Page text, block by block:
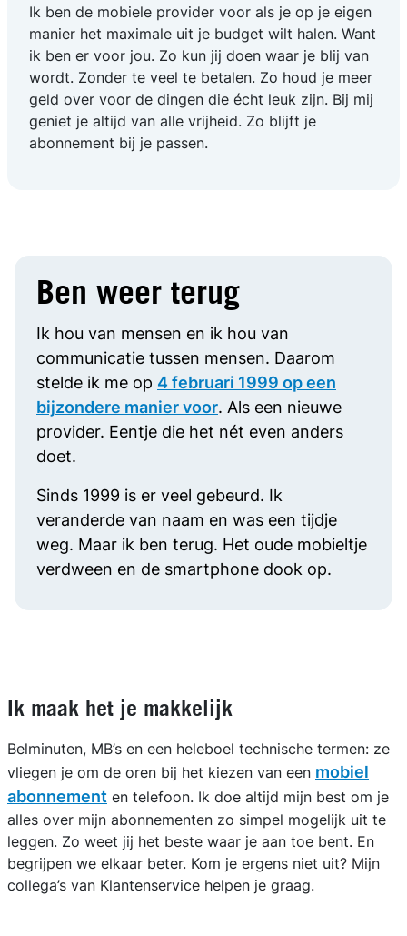
Ik ben de mobiele provider voor als je op je eigen
manier het maximale uit je budget wilt halen. Want
ik ben er voor jou. Zo kun jij doen waar je blij van
wordt. Zonder te veel te betalen. Zo houd je meer
geld over voor de dingen die écht leuk zijn. Bij mij
geniet je altijd van alle vrijheid. Zo blijft je
abonnement bij je passen.
Ben weer terug
Ik hou van mensen en ik hou van
communicatie tussen mensen. Daarom
stelde ik me op 4 februari 1999 op een
bijzondere manier voor. Als een nieuwe
provider. Eentje die het nét even anders
doet.
Sinds 1999 is er veel gebeurd. Ik
veranderde van naam en was een tijdje
weg. Maar ik ben terug. Het oude mobieltje
verdween en de smartphone dook op.
Ik doe er nog steeds alles aan om mijn
klanten zo blij mogelijk te houden. Met
duidelijkheid en flexibiliteit. Zodat je weet
waar je aan toe bent, met een abonnement
dat altijd bij je past.
Ik maak het je makkelijk
Belminuten, MB’s en een heleboel technische termen: ze
vliegen je om de oren bij het kiezen van een mobiel
abonnement en telefoon. Ik doe altijd mijn best om je
alles over mijn abonnementen zo simpel mogelijk uit te
leggen. Zo weet jij het beste waar je aan toe bent. En
begrijpen we elkaar beter. Kom je ergens niet uit? Mijn
collega’s van Klantenservice helpen je graag.